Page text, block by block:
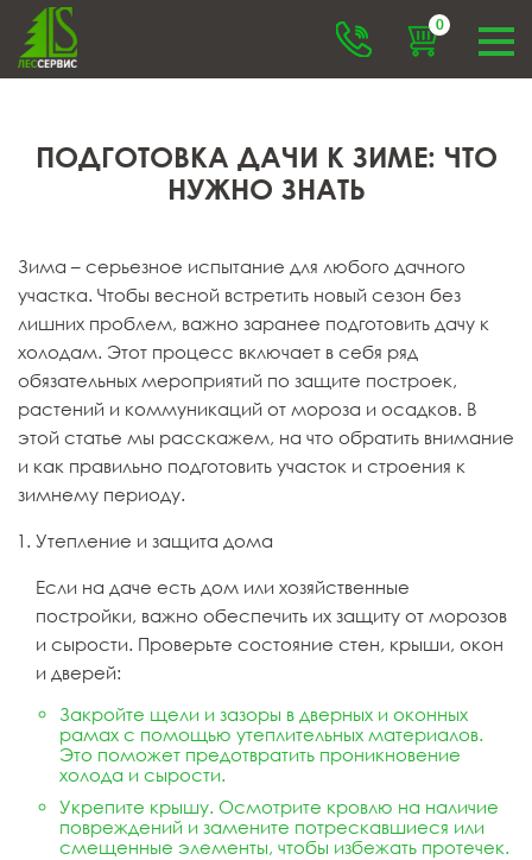
0
ПОДГОТОВКА ДАЧИ К ЗИМЕ: ЧТО
НУЖНО ЗНАТЬ
Зима – серьезное испытание для любого дачного
участка. Чтобы весной встретить новый сезон без
лишних проблем, важно заранее подготовить дачу к
холодам. Этот процесс включает в себя ряд
обязательных мероприятий по защите построек,
растений и коммуникаций от мороза и осадков. В
этой статье мы расскажем, на что обратить внимание
и как правильно подготовить участок и строения к
зимнему периоду.
Утепление и защита дома
Если на даче есть дом или хозяйственные
постройки, важно обеспечить их защиту от морозов
и сырости. Проверьте состояние стен, крыши, окон
и дверей:
Закройте щели и зазоры в дверных и оконных
рамах с помощью утеплительных материалов.
Это поможет предотвратить проникновение
холода и сырости.
Укрепите крышу. Осмотрите кровлю на наличие
повреждений и замените потрескавшиеся или
смещенные элементы, чтобы избежать протечек.